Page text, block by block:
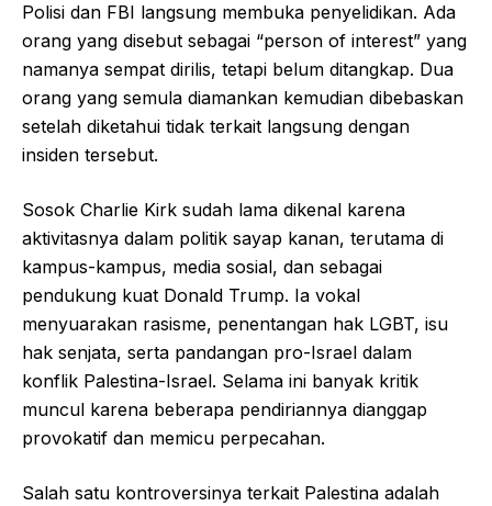
Polisi dan FBI langsung membuka penyelidikan. Ada
orang yang disebut sebagai “person of interest” yang
namanya sempat dirilis, tetapi belum ditangkap. Dua
orang yang semula diamankan kemudian dibebaskan
setelah diketahui tidak terkait langsung dengan
insiden tersebut.
Sosok Charlie Kirk sudah lama dikenal karena
aktivitasnya dalam politik sayap kanan, terutama di
kampus-kampus, media sosial, dan sebagai
pendukung kuat Donald Trump. Ia vokal
menyuarakan rasisme, penentangan hak LGBT, isu
hak senjata, serta pandangan pro-Israel dalam
konflik Palestina-Israel. Selama ini banyak kritik
muncul karena beberapa pendiriannya dianggap
provokatif dan memicu perpecahan.
Salah satu kontroversinya terkait Palestina adalah